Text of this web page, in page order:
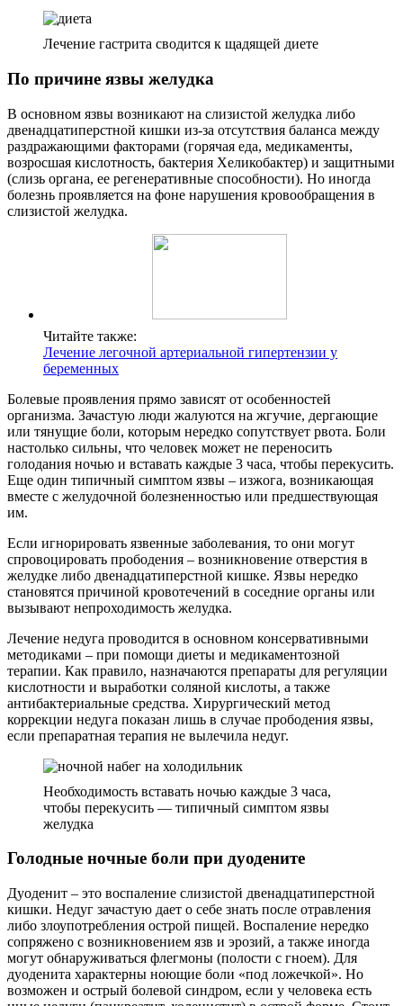
Лечение гастрита сводится к щадящей диете
По причине язвы желудка
В основном язвы возникают на слизистой желудка либо
двенадцатиперстной кишки из-за отсутствия баланса между
раздражающими факторами (горячая еда, медикаменты,
возросшая кислотность, бактерия Хеликобактер) и защитными
(слизь органа, ее регенеративные способности). Но иногда
болезнь проявляется на фоне нарушения кровообращения в
слизистой желудка.
Читайте также:
Лечение легочной артериальной гипертензии у
беременных
Болевые проявления прямо зависят от особенностей
организма. Зачастую люди жалуются на жгучие, дергающие
или тянущие боли, которым нередко сопутствует рвота. Боли
настолько сильны, что человек может не переносить
голодания ночью и вставать каждые 3 часа, чтобы перекусить.
Еще один типичный симптом язвы – изжога, возникающая
вместе с желудочной болезненностью или предшествующая
им.
Если игнорировать язвенные заболевания, то они могут
спровоцировать прободения – возникновение отверстия в
желудке либо двенадцатиперстной кишке. Язвы нередко
становятся причиной кровотечений в соседние органы или
вызывают непроходимость желудка.
Лечение недуга проводится в основном консервативными
методиками – при помощи диеты и медикаментозной
терапии. Как правило, назначаются препараты для регуляции
кислотности и выработки соляной кислоты, а также
антибактериальные средства. Хирургический метод
коррекции недуга показан лишь в случае прободения язвы,
если препаратная терапия не вылечила недуг.
Необходимость вставать ночью каждые 3 часа,
чтобы перекусить — типичный симптом язвы
желудка
Голодные ночные боли при дуодените
Дуоденит – это воспаление слизистой двенадцатиперстной
кишки. Недуг зачастую дает о себе знать после отравления
либо злоупотребления острой пищей. Воспаление нередко
сопряжено с возникновением язв и эрозий, а также иногда
могут обнаруживаться флегмоны (полости с гноем). Для
дуоденита характерны ноющие боли «под ложечкой». Но
возможен и острый болевой синдром, если у человека есть